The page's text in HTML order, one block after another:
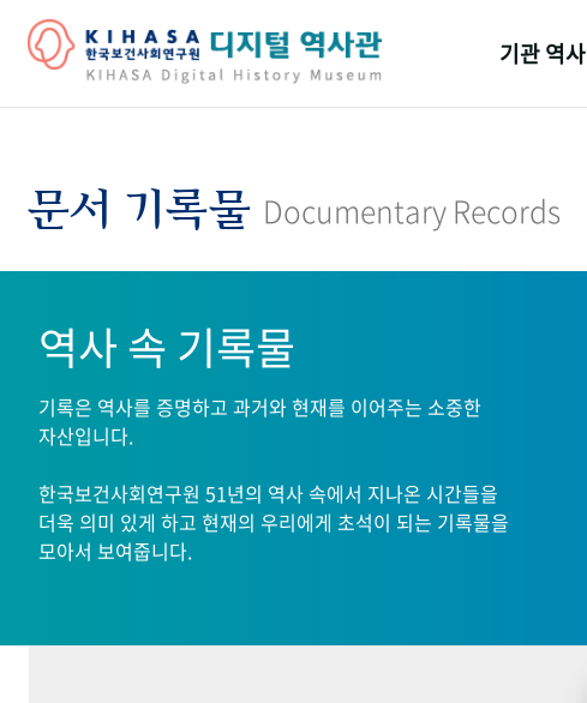
기관 역사
기관 변천사
문서 기록물 Documentary Records
역사 속 기록물
기록은 역사를 증명하고 과거와 현재를 이어주는 소중한
자산입니다.
한국보건사회연구원 51년의 역사 속에서 지나온 시간들을
더욱 의미 있게 하고 현재의 우리에게 초석이 되는 기록물을
모아서 보여줍니다.